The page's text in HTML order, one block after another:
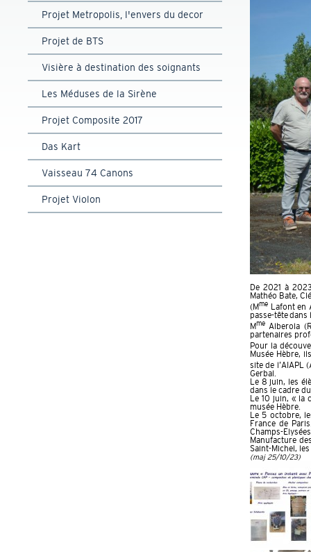
Projet Metropolis, l'envers du decor
Projet de BTS
Visière à destination des soignants
Les Méduses de la Sirène
Projet Composite 2017
Das Kart
Vaisseau 74 Canons
Projet Violon
De 2021 à
Mathéo Bate,
(Mme Lafont en
passe-tête
Mme Alberola
partenaires
Pour la
Musée Hèbre,
site de l’AIAPL
Gerbal.
Le 8 juin, les
dans le cadre
Le 10 juin, « la
musée Hèbre.
Le 5 octobre,
France de
Champs-
Manufacture
Saint-Michel,
(maj 25/10/23)